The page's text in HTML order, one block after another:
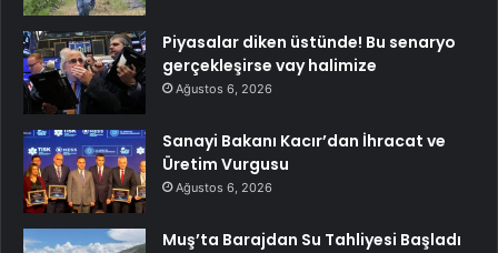
Piyasalar diken üstünde! Bu senaryo
gerçekleşirse vay halimize
Ağustos 6, 2026
Sanayi Bakanı Kacır’dan İhracat ve
Üretim Vurgusu
Ağustos 6, 2026
Muş’ta Barajdan Su Tahliyesi Başladı